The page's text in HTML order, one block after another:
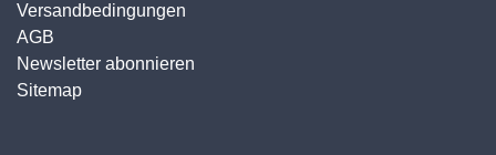
Versandbedingungen
AGB
Newsletter abonnieren
Sitemap